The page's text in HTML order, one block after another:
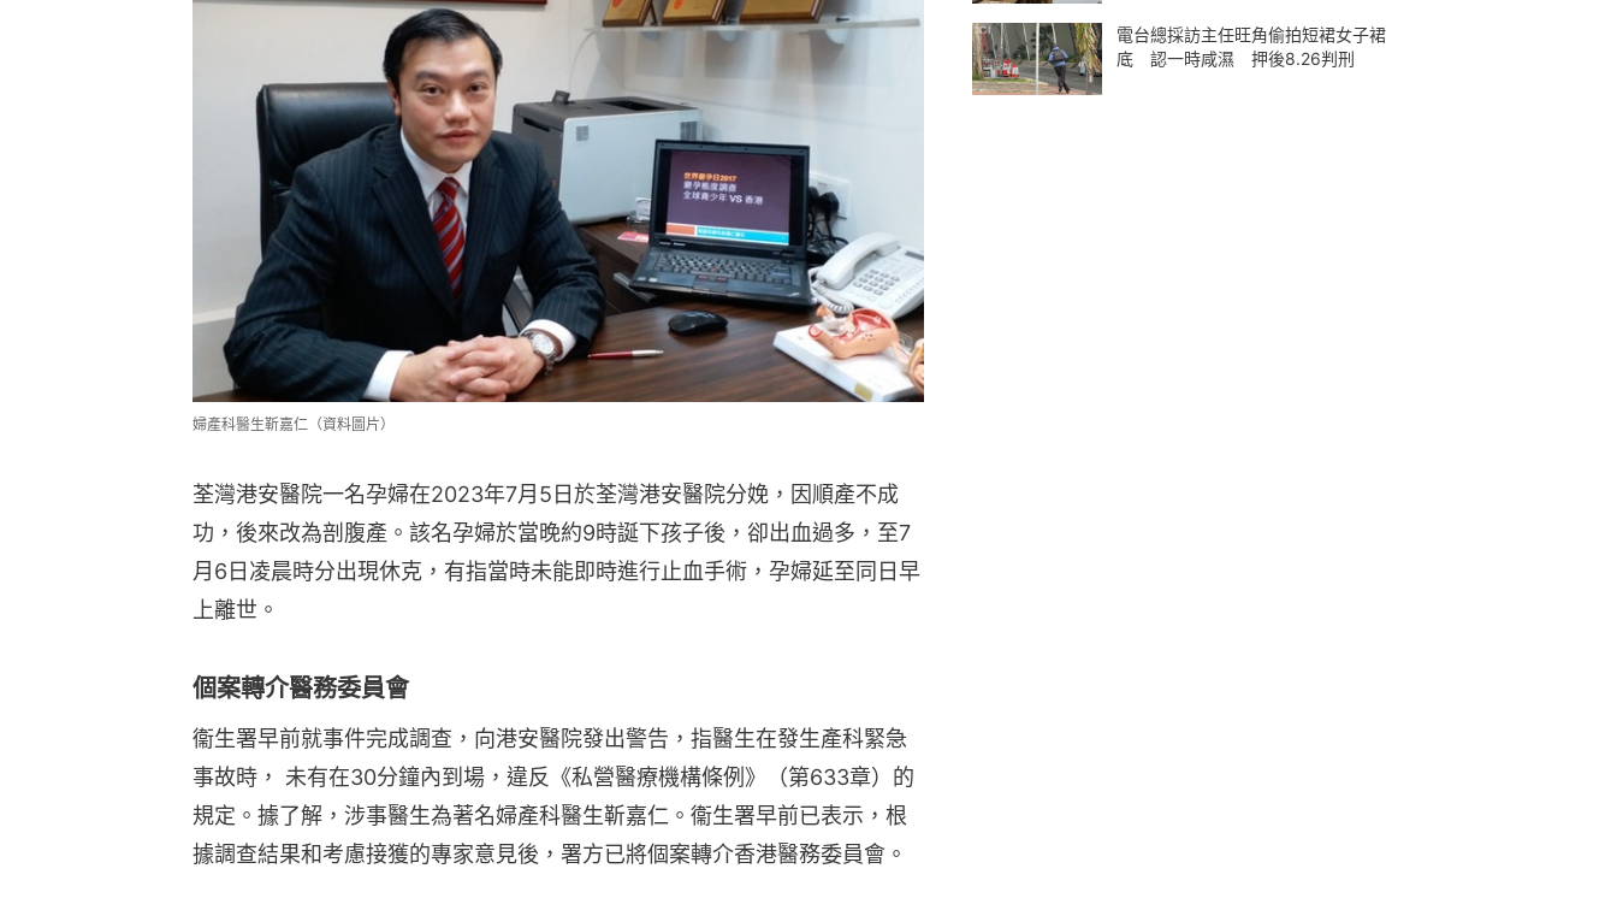
婦產科醫生靳嘉仁（資料圖片）
荃灣港安醫院一名孕婦在2023年7月5日於荃灣港安醫院分娩，因順產不成
功，後來改為剖腹產。該名孕婦於當晚約9時誕下孩子後，卻出血過多，至7
月6日凌晨時分出現休克，有指當時未能即時進行止血手術，孕婦延至同日早
上離世。
個案轉介醫務委員會
衞生署早前就事件完成調查，向港安醫院發出警告，指醫生在發生產科緊急
事故時， 未有在30分鐘內到場，違反《私營醫療機構條例》（第633章）的
規定。據了解，涉事醫生為著名婦產科醫生靳嘉仁。衞生署早前已表示，根
據調查結果和考慮接獲的專家意見後，署方已將個案轉介香港醫務委員會。
電台總採訪主任旺角偷拍短裙女子裙
底 認一時咸濕 押後8.26判刑